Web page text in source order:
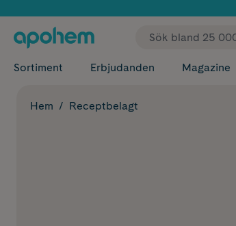
Sortiment Erbjudanden Magazine
Hem Receptbelagt